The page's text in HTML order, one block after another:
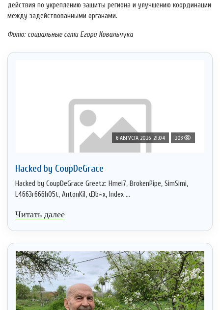
действия по укреплению защиты региона и улучшению координации
между задействованными органами.
Фото: социальные сети Егора Ковальчука
6 АВГУСТА 2026, 21:04 203
Hacked by CoupDeGrace
Hacked by CoupDeGrace Greetz: Hmei7, BrokenPipe, SimSimi,
L4663r666h05t, AntonKil, d3b~x, Index ...
Читать далее